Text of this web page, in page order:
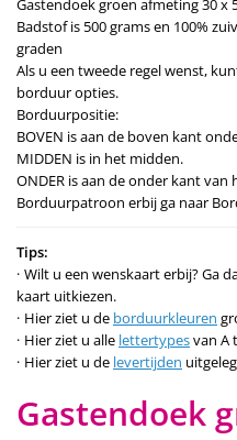
Gastendoek groen afmeting 30 x
Badstof is 500 grams en 100%
graden
Als u een tweede regel wenst,
borduur opties.
Borduurpositie:
BOVEN is aan de boven kant
MIDDEN is in het midden.
ONDER is aan de onder kant
Borduurpatroon erbij ga naar
Tips:
Wilt u een wenskaart erbij? Ga
kaart uitkiezen.
Hier ziet u de borduurkleuren
Hier ziet u alle lettertypesvan A
Hier ziet u de levertijden
Gastendoek